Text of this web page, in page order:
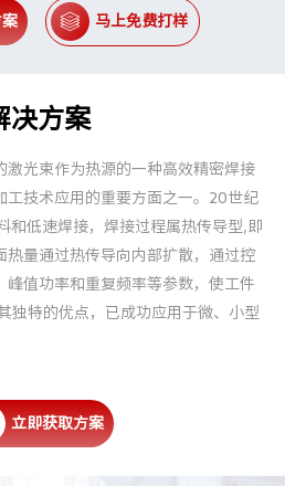
马上免费打样
决方案
激光束作为热源的一种高效精密焊接
工技术应用的重要方面之一。20世纪
和低速焊接，焊接过程属热传导型,即
热量通过热传导向内部扩散，通过控
峰值功率和重复频率等参数，使工件
独特的优点，已成功应用于微、小型
立即获取方案